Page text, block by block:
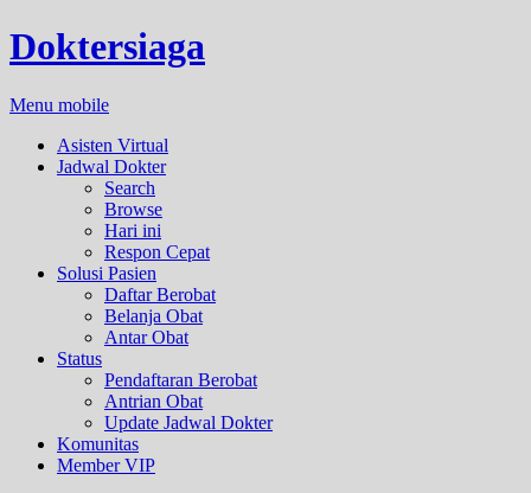
Doktersiaga
Menu mobile
Asisten Virtual
Jadwal Dokter
Search
Browse
Hari ini
Respon Cepat
Solusi Pasien
Daftar Berobat
Belanja Obat
Antar Obat
Status
Pendaftaran Berobat
Antrian Obat
Update Jadwal Dokter
Komunitas
Member VIP